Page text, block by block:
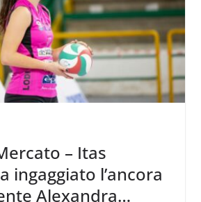
– Itas
ingaggiato l’ancora
Alexandra